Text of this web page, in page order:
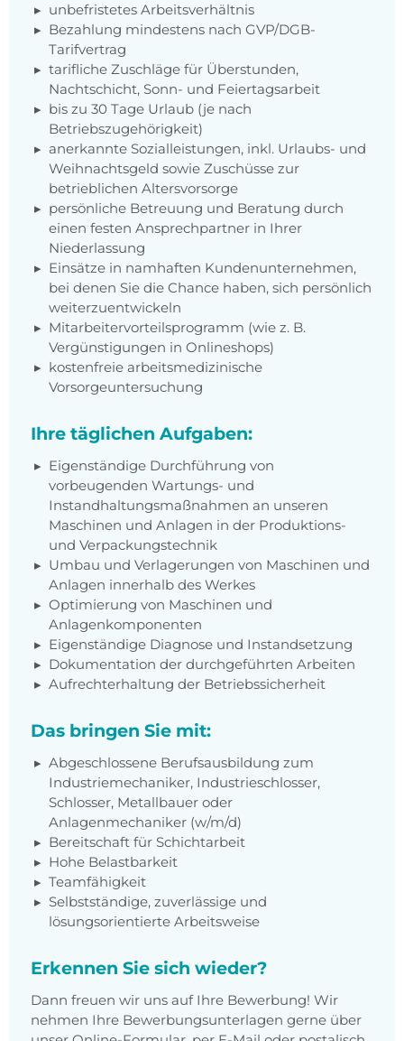
unbefristetes Arbeitsverhältnis
Bezahlung mindestens nach GVP/DGB-
Tarifvertrag
tarifliche Zuschläge für Überstunden,
Nachtschicht, Sonn- und Feiertagsarbeit
bis zu 30 Tage Urlaub (je nach
Betriebszugehörigkeit)
anerkannte Sozialleistungen, inkl. Urlaubs- und
Weihnachtsgeld sowie Zuschüsse zur
betrieblichen Altersvorsorge
persönliche Betreuung und Beratung durch
einen festen Ansprechpartner in Ihrer
Niederlassung
Einsätze in namhaften Kundenunternehmen,
bei denen Sie die Chance haben, sich persönlich
weiterzuentwickeln
Mitarbeitervorteilsprogramm (wie z. B.
Vergünstigungen in Onlineshops)
kostenfreie arbeitsmedizinische
Vorsorgeuntersuchung
Ihre täglichen Aufgaben:
Eigenständige Durchführung von
vorbeugenden Wartungs- und
Instandhaltungsmaßnahmen an unseren
Maschinen und Anlagen in der Produktions-
und Verpackungstechnik
Umbau und Verlagerungen von Maschinen und
Anlagen innerhalb des Werkes
Optimierung von Maschinen und
Anlagenkomponenten
Eigenständige Diagnose und Instandsetzung
Dokumentation der durchgeführten Arbeiten
Aufrechterhaltung der Betriebssicherheit
Das bringen Sie mit:
Abgeschlossene Berufsausbildung zum
Industriemechaniker, Industrieschlosser,
Schlosser, Metallbauer oder
Anlagenmechaniker (w/m/d)
Bereitschaft für Schichtarbeit
Hohe Belastbarkeit
Teamfähigkeit
Selbstständige, zuverlässige und
lösungsorientierte Arbeitsweise
Erkennen Sie sich wieder?
Dann freuen wir uns auf Ihre Bewerbung! Wir
nehmen Ihre Bewerbungsunterlagen gerne über